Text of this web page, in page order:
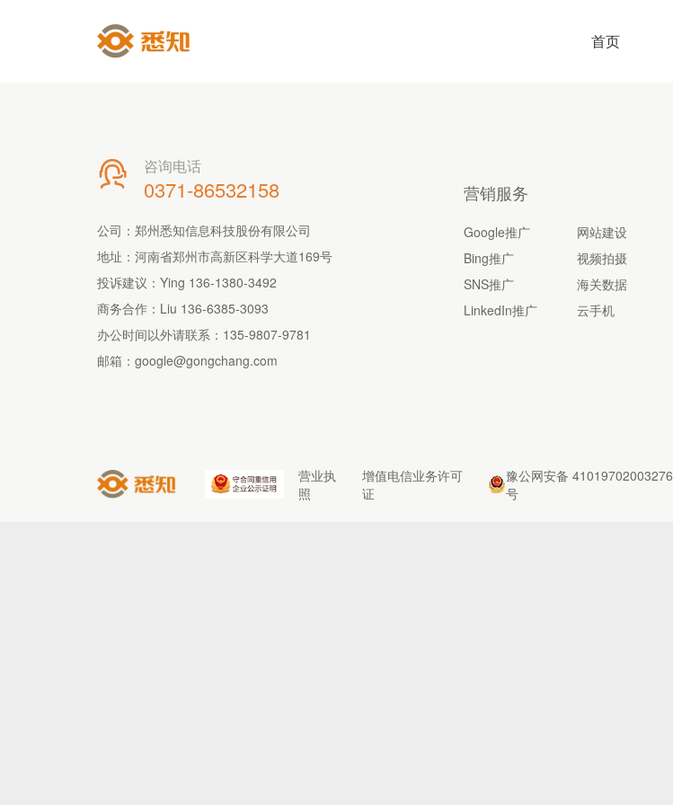
首页
 咨询电话
0371-86532158
公司：郑州悉知信息科技股份有限公司
地址：河南省郑州市高新区科学大道169号
投诉建议：Ying 136-1380-3492
商务合作：Liu 136-6385-3093
办公时间以外请联系： 135-9807-9781
邮箱： google@gongchang.com
营销服务
Google推广
Bing推广
SNS推广
LinkedIn推广
网站建设
视频拍摄
海关数据
云手机
营业执
照
增值电信业务许可
证
豫公网安备 41019702003276
号